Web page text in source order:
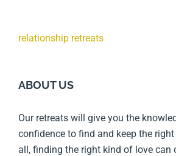
relationship retreats
ABOUT US
Our retreats will give you the
confidence to find and keep the
all, finding the right kind of love can